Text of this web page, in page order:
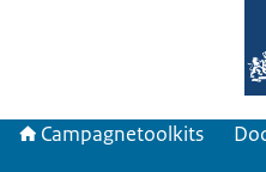
Campagnetoolkits